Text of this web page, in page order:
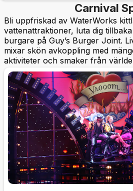
Carnival
Bli uppfriskad av WaterWorks
vattenattraktioner, luta dig
burgare på Guy’s Burger Joint.
mixar skön avkoppling med
aktiviteter och smaker från